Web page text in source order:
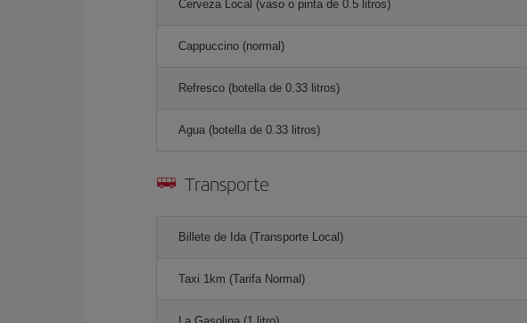
Cerveza Local (vaso o pinta de 0.5 litros)
Cappuccino (normal)
Refresco (botella de 0.33 litros)
Agua (botella de 0.33 litros)
Transporte
Billete de Ida (Transporte Local)
Taxi 1km (Tarifa Normal)